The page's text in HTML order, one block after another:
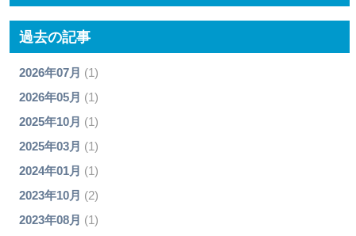
過去の記事
2026年07月 (1)
2026年05月 (1)
2025年10月 (1)
2025年03月 (1)
2024年01月 (1)
2023年10月 (2)
2023年08月 (1)